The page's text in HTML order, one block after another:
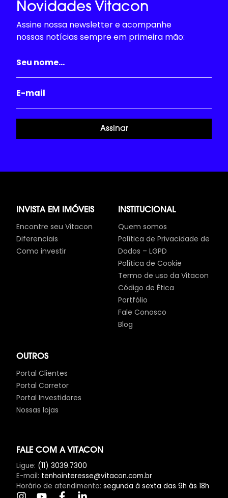
Novidades Vitacon
Assine nossa newsletter e acompanhe
nossas notícias sempre em primeira mão:
Assinar
INVISTA EM IMÓVEIS
Encontre seu Vitacon
Diferenciais
Como investir
INSTITUCIONAL
Quem somos
Política de Privacidade de
Dados – LGPD
Política de Cookie
Termo de uso da Vitacon
Código de Ética
Portfólio
Fale Conosco
Blog
OUTROS
Portal Clientes
Portal Corretor
Portal Investidores
Nossas lojas
FALE COM A VITACON
Ligue: (11) 3039.7300
E-mail: tenhointeresse@vitacon.com.br
Horário de atendimento: segunda à sexta das 9h ás 18h